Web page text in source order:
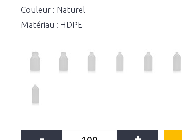
Couleur : Naturel
Matériau : HDPE